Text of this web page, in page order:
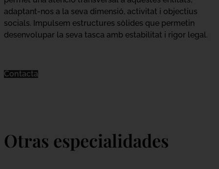
adaptant-nos a la seva dimensió, activitat i objectius
socials. Impulsem estructures sòlides que permetin
desenvolupar la seva tasca amb estabilitat i rigor legal.
Contacta
Otras especialidades